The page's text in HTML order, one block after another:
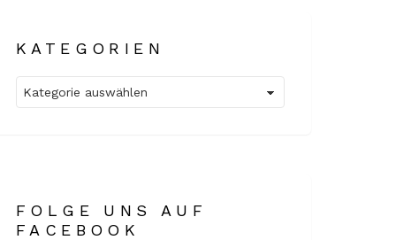
KATEGORIEN
FOLGE UNS AUF
FACEBOOK